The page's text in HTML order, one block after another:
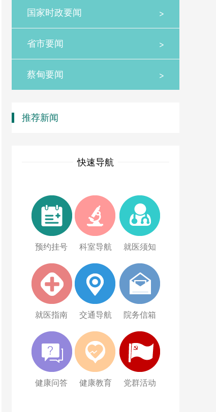
>
国家时政要闻
>
省市要闻
>
蔡甸要闻
推荐新闻
快速导航
预约挂号 科室导航 就医须知
就医指南 交通导航 院务信箱
健康问答 健康教育 党群活动